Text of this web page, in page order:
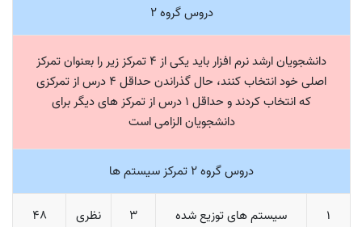
دروس گروه 2
دانشجویان ارشد نرم افزار باید یکی از 4 تمرکز زیر را بعنوان تمرکز
اصلی خود انتخاب کنند، حال گذراندن حداقل 4 درس از تمرکزی
که انتخاب کردند و حداقل 1 درس از تمرکز های دیگر برای
دانشجویان الزامی است
دروس گروه 2 تمرکز سیستم ها
1 سیستم های توزیع شده 3 نظری 48